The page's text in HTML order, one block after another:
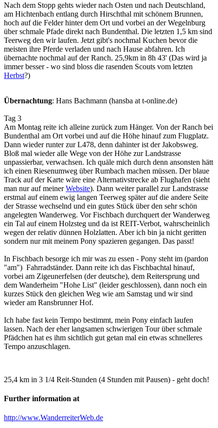
Nach dem Stopp gehts wieder nach Osten und nach Deutschland,
am Hichtenbach entlang durch Hirschthal mit schönem Brunnen,
hoch auf die Felder hinter dem Ort und vorbei an der Wegelnburg
über schmale Pfade direkt nach Bundenthal. Die letzten 1,5 km sind
Teerweg den wir laufen. Jetzt gibt's nochmal Kuchen bevor die
meisten ihre Pferde verladen und nach Hause abfahren. Ich
übernachte nochmal auf der Ranch. 25,9km in 8h 43' (Das wird ja
immer besser - wo sind bloss die rasenden Scouts vom letzten
Herbst?)
Übernachtung: Hans Bachmann (hansba at t-online.de)
Tag 3
Am Montag reite ich alleine zurück zum Hänger. Von der Ranch bei
Bundenthal am Ort vorbei und auf die Höhe hinauf zum Flugplatz.
Dann wieder runter zur L478, denn dahinter ist der Jakobsweg.
Bloß mal wieder alle Wege von der Höhe zur Landstrasse
unpassierbar, verwachsen. Ich quäle mich durch denn ansonsten hätt
ich einen Riesenumweg über Rumbach machen müssen. Der blaue
Track auf der Karte wäre eine Alternativstrecke ab Flughafen (sieht
man nur auf meinerWebsite). Dann weiter parallel zur Landstrasse
erstmal auf einem ewig langen Teerweg später auf die andere Seite
der Strasse wechselnd und ein gutes Stück über den sehr schön
angelegten Wanderweg. Vor Fischbach durchquert der Wanderweg
ein Tal auf einem Holzsteg und da ist REIT-Verbot, wahrscheinlich
wegen der relativ dünnen Holzlatten. Aber ich bin ja nicht geritten
sondern nur mit meinem Pony spazieren gegangen. Das passt!
In Fischbach besorge ich mir was zu essen - Pony steht im (pardon
"am") Fahrradständer. Dann reite ich das Fischbachtal hinauf,
vorbei am Zigeunerfelsen (der deutsche), dem Reitersprung und
dem Wanderheim "Hohe List" (leider geschlossen), dann noch ein
kurzes Stück den gleichen Weg wie am Samstag und wir sind
wieder am Ransbrunner Hof.
Ich habe fast kein Tempo bestimmt, mein Pony einfach laufen
lassen. Nach der eher langsamen schwierigen Tour über schmale
Pfädchen hat es ihm sichtlich gut getan mal ein etwas schnelleres
Tempo anzuschlagen.
25,4 km in 3 1/4 Reit-Stunden (4 Stunden mit Pausen) - geht doch!
Further information at
http://www.WanderreiterWeb.de